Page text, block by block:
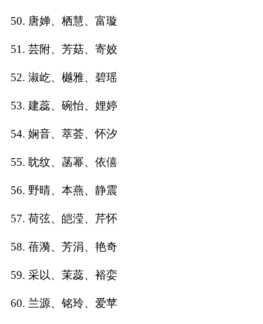
50. 唐婵、栖慧、富璇
51. 芸附、芳菇、寄姣
52. 淑屹、樾雅、碧瑶
53. 建蕊、碗怡、娌婷
54. 娴音、萃荟、怀汐
55. 眈纹、菡幂、依僖
56. 野晴、本燕、静震
57. 荷弦、皑滢、芹怀
58. 蓓漪、芳涓、艳奇
59. 采以、茉蕊、裕娈
60. 兰源、铭玲、爱苹